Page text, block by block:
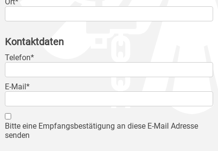
Kontaktdaten
Telefon*
E-Mail*
Bitte eine Empfangsbestätigung an diese E-Mail Adresse
senden